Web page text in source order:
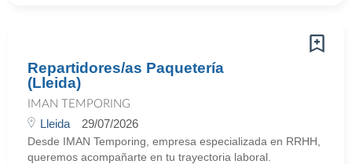
Repartidores/as Paquetería
(Lleida)
IMAN TEMPORING
Lleida 29/07/2026
Desde IMAN Temporing, empresa especializada en RRHH,
queremos acompañarte en tu trayectoria laboral.